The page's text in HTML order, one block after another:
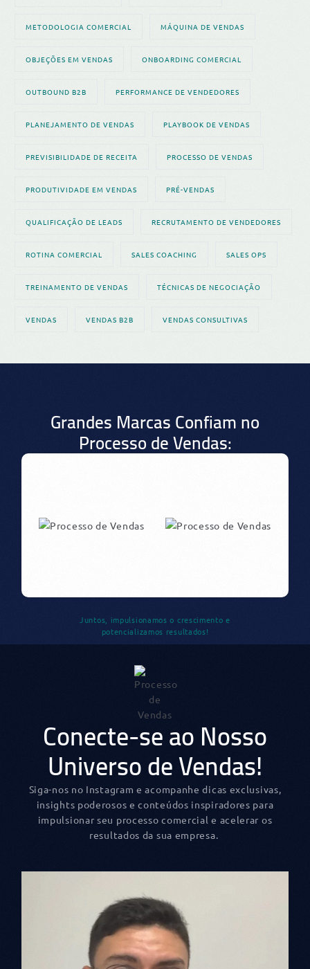
METODOLOGIA COMERCIAL MÁQUINA DE VENDAS
OBJEÇÕES EM VENDAS ONBOARDING COMERCIAL
OUTBOUND B2B PERFORMANCE DE VENDEDORES
PLANEJAMENTO DE VENDAS PLAYBOOK DE VENDAS
PREVISIBILIDADE DE RECEITA PROCESSO DE VENDAS
PRODUTIVIDADE EM VENDAS PRÉ-VENDAS
QUALIFICAÇÃO DE LEADS RECRUTAMENTO DE VENDEDORES
ROTINA COMERCIAL SALES COACHING SALES OPS
TREINAMENTO DE VENDAS TÉCNICAS DE NEGOCIAÇÃO
VENDAS VENDAS B2B VENDAS CONSULTIVAS
Grandes Marcas Confiam no
Processo de Vendas:
Juntos, impulsionamos o crescimento e
potencializamos resultados!
Conecte-se ao Nosso
Universo de Vendas!
Siga-nos no Instagram e acompanhe dicas exclusivas,
insights poderosos e conteúdos inspiradores para
impulsionar seu processo comercial e acelerar os
resultados da sua empresa.